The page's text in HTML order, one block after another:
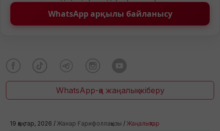
WhatsApp арқылы байланысу
WhatsApp-қа жаңалық жіберу
19 қаңтар, 2026 / Жанар Ғарифоллақызы / Жаңалықтар